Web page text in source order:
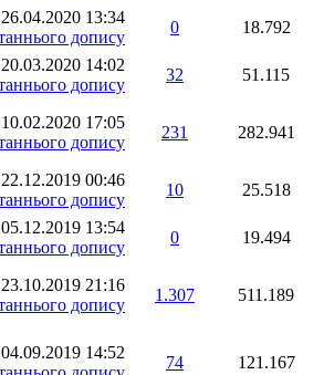
26.04.2020 13:34
0
18.792
20.03.2020 14:02
32
51.115
10.02.2020 17:05
231 282.941
22.12.2019 00:46
10
25.518
05.12.2019 13:54
0
19.494
23.10.2019 21:16
1.307 511.189
04.09.2019 14:52
74 121.167